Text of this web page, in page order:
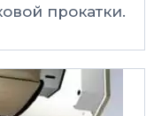
прокатки.